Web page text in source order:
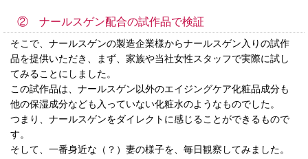
② ナールスゲン配合の試作品で検証
そこで、ナールスゲンの製造企業様からナールスゲン入りの試作
品を提供いただき、まず、家族や当社女性スタッフで実際に試し
てみることにしました。
この試作品は、ナールスゲン以外のエイジングケア化粧品成分も
他の保湿成分なども入っていない化粧水のようなものでした。
つまり、ナールスゲンをダイレクトに感じることができるもので
す。
そして、一番身近な（？）妻の様子を、毎日観察してみました。